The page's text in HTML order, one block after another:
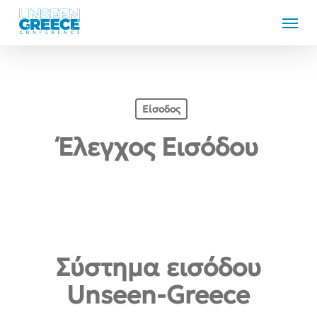
Skip
Menu
Είσοδος
Έλεγχος Εισόδου
Σύστημα εισόδου
Unseen-Greece